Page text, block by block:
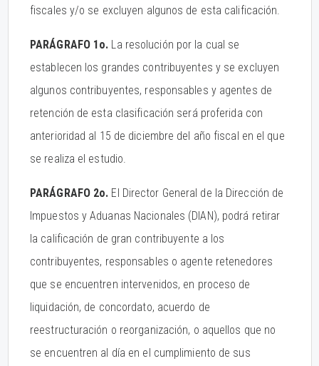
fiscales y/o se excluyen algunos de esta calificación.
PARÁGRAFO 1o. La resolución por la cual se
establecen los grandes contribuyentes y se excluyen
algunos contribuyentes, responsables y agentes de
retención de esta clasificación será proferida con
anterioridad al 15 de diciembre del año fiscal en el que
se realiza el estudio.
PARÁGRAFO 2o. El Director General de la Dirección de
Impuestos y Aduanas Nacionales (DIAN), podrá retirar
la calificación de gran contribuyente a los
contribuyentes, responsables o agente retenedores
que se encuentren intervenidos, en proceso de
liquidación, de concordato, acuerdo de
reestructuración o reorganización, o aquellos que no
se encuentren al día en el cumplimiento de sus